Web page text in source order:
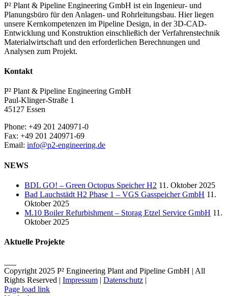
P² Plant & Pipeline Engineering GmbH ist ein Ingenieur- und
Planungsbüro für den Anlagen- und Rohrleitungsbau. Hier liegen
unsere Kernkompetenzen im Pipeline Design, in der 3D-CAD-
Entwicklung und Konstruktion einschließich der Verfahrenstechnik
Materialwirtschaft und den erforderlichen Berechnungen und
Analysen zum Projekt.
Kontakt
P² Plant & Pipeline Engineering GmbH
Paul-Klinger-Straße 1
45127 Essen
Phone: +49 201 240971-0
Fax: +49 201 240971-69
Email: info@p2-engineering.de
NEWS
BDL GO! – Green Octopus Speicher H2 11. Oktober 2025
Bad Lauchstädt H2 Phase 1 – VGS Gasspeicher GmbH 11.
Oktober 2025
M.10 Boiler Refurbishment – Storag Etzel Service GmbH 11.
Oktober 2025
Aktuelle Projekte
Copyright 2025 P² Engineering Plant and Pipeline GmbH | All
Rights Reserved | Impressum Datenschutz
Page load link